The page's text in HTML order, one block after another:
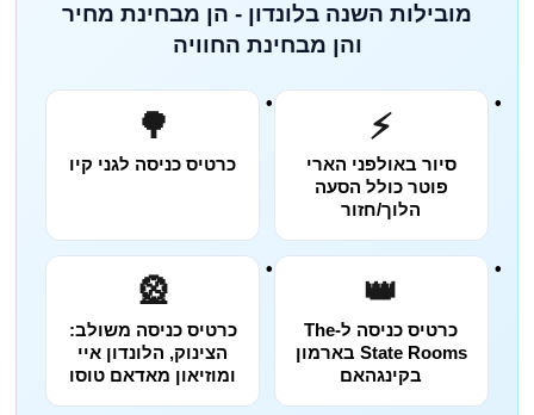
מובילות השנה בלונדון - הן מבחינת מחיר
והן מבחינת החוויה
⚡
סיור באולפני הארי
פוטר כולל הסעה
הלוך/חזור
🌳
כרטיס כניסה לגני קיו
👑
כרטיס כניסה ל-The
State Rooms בארמון
בקינגהאם
🎡
כרטיס כניסה משולב:
הצינוק, הלונדון איי
ומוזיאון מאדאם טוסו